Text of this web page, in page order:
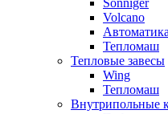
Sonniger
Volcano
Тепломаш
Тепловые завесы
Wing
Тепломаш
Внутрипольные